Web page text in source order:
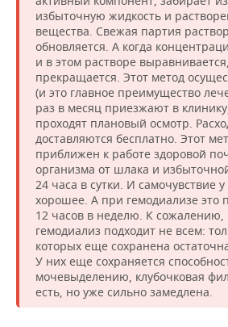
избыточную жидкость и
вещества. Свежая партия
обновляется. А когда
и в этом растворе
прекращается. Этот метод
(и это главное преимущество
раз в месяц приезжают в
проходят плановый осмотр.
доставляются бесплатно. Этот
приближен к работе здоровой
организма от шлака и
24 часа в сутки. И самочувствие
хорошее. А при гемодиализе это
12 часов в неделю. К
гемодиализ подходит не всем:
которых еще сохранена
У них еще сохраняется
мочевыделению, клубочковая
есть, но уже сильно замедлена.